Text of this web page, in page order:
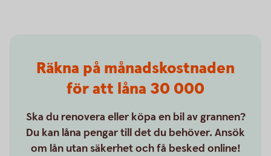
Räkna på månadskostnaden
för att låna 30 000
Ska du renovera eller köpa en bil av grannen?
Du kan låna pengar till det du behöver. Ansök
om lån utan säkerhet och få besked online!